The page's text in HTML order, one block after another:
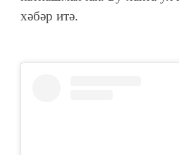
хәбәр итә.